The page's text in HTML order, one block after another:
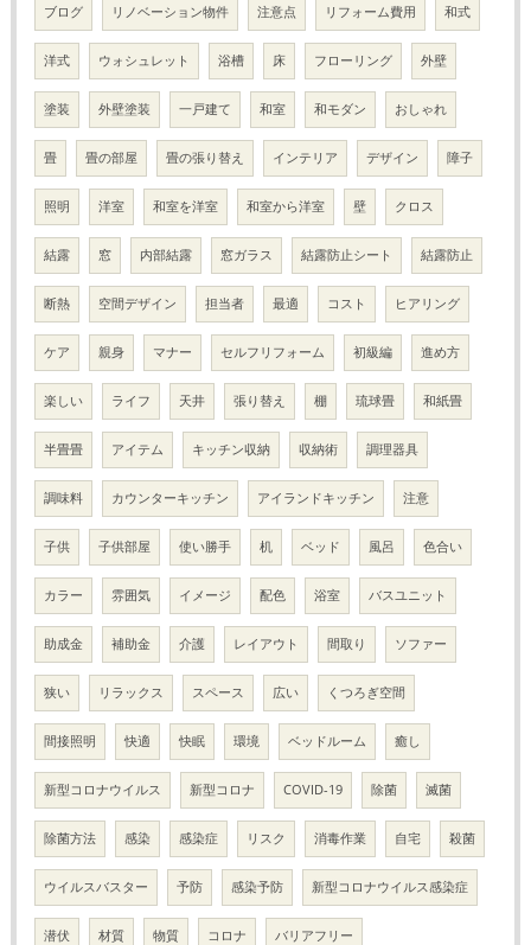
ブログ リノベーション物件 注意点 リフォーム費用 和式
洋式 ウォシュレット 浴槽 床 フローリング 外壁
塗装 外壁塗装 一戸建て 和室 和モダン おしゃれ
畳 畳の部屋 畳の張り替え インテリア デザイン 障子
照明 洋室 和室を洋室 和室から洋室 壁 クロス
結露 窓 内部結露 窓ガラス 結露防止シート 結露防止
断熱 空間デザイン 担当者 最適 コスト ヒアリング
ケア 親身 マナー セルフリフォーム 初級編 進め方
楽しい ライフ 天井 張り替え 棚 琉球畳 和紙畳
半畳畳 アイテム キッチン収納 収納術 調理器具
調味料 カウンターキッチン アイランドキッチン 注意
子供 子供部屋 使い勝手 机 ベッド 風呂 色合い
カラー 雰囲気 イメージ 配色 浴室 バスユニット
助成金 補助金 介護 レイアウト 間取り ソファー
狭い リラックス スペース 広い くつろぎ空間
間接照明 快適 快眠 環境 ベッドルーム 癒し
新型コロナウイルス 新型コロナ COVID-19 除菌 滅菌
除菌方法 感染 感染症 リスク 消毒作業 自宅 殺菌
ウイルスバスター 予防 感染予防 新型コロナウイルス感染症
潜伏 材質 物質 コロナ バリアフリー